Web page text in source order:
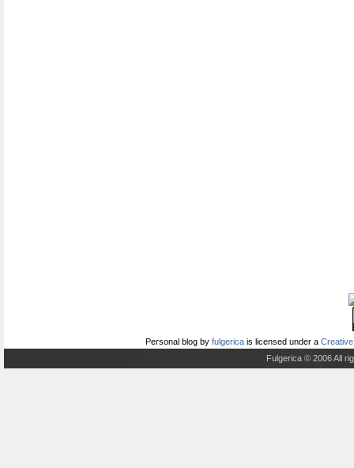
Personal blog by fulgerica is licensed under a
Fulgerica © 2006 All